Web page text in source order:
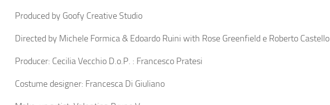
Produced by Goofy Creative Studio
Directed by Michele Formica & Edoardo Ruini with Rose Greenfield e Roberto Castello
Producer: Cecilia Vecchio D.o.P. : Francesco Pratesi
Costume designer: Francesca Di Giuliano